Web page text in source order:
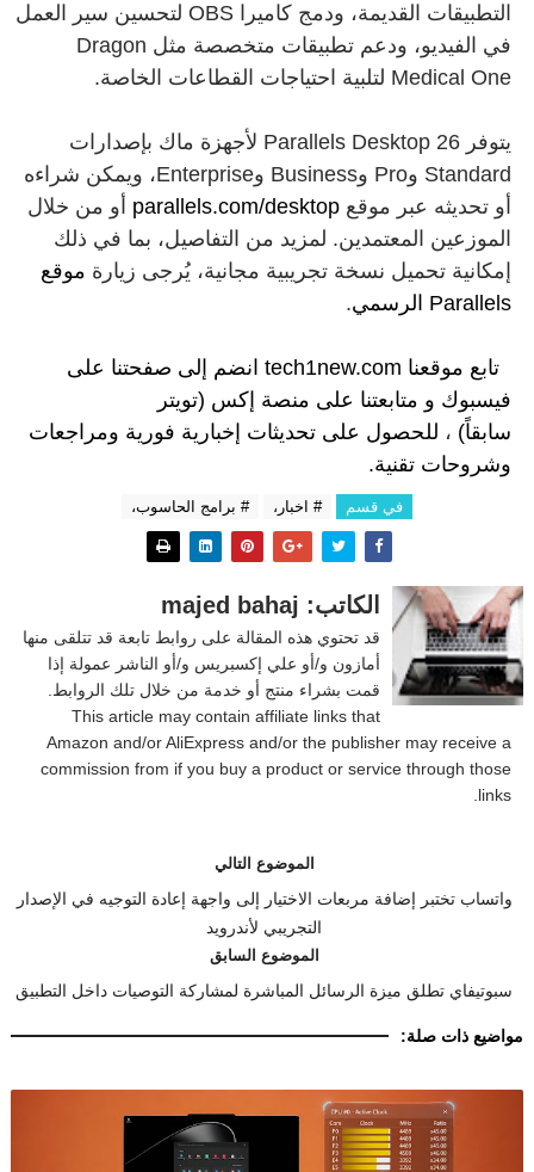
التطبيقات القديمة، ودمج كاميرا OBS لتحسين سير العمل
في الفيديو، ودعم تطبيقات متخصصة مثل Dragon
Medical One لتلبية احتياجات القطاعات الخاصة.
يتوفر Parallels Desktop 26 لأجهزة ماك بإصدارات
Standard وPro وBusiness وEnterprise، ويمكن شراءه
أو تحديثه عبر موقع parallels.com/desktop أو من خلال
الموزعين المعتمدين. لمزيد من التفاصيل، بما في ذلك
إمكانية تحميل نسخة تجريبية مجانية، يُرجى زيارة موقع
Parallels الرسمي
.
تابع موقعنا tech1new.comانضم إلى صفحتنا على
فيسبوك و متابعتنا على منصة إكس (تويتر
سابقاً) ، للحصول على تحديثات إخبارية فورية ومراجعات
وشروحات تقنية.
في قسم # اخبار، # برامج الحاسوب،
الكاتب: majed bahaj
قد تحتوي هذه المقالة على روابط تابعة قد تتلقى منها
أمازون و/أو علي إكسبريس و/أو الناشر عمولة إذا
قمت بشراء منتج أو خدمة من خلال تلك الروابط.
This article may contain affiliate links that
Amazon and/or AliExpress and/or the publisher may receive a
commission from if you buy a product or service through those
links.
الموضوع التالي
واتساب تختبر إضافة مربعات الاختيار إلى واجهة إعادة التوجيه في الإصدار
التجريبي لأندرويد
الموضوع السابق
سبوتيفاي تطلق ميزة الرسائل المباشرة لمشاركة التوصيات داخل التطبيق
مواضيع ذات صلة: